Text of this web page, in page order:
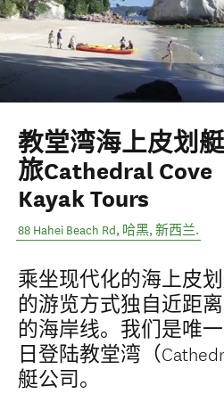
教堂湾海上皮划
旅Cathedral Cove
Kayak Tours
88 Hahei Beach Rd, 哈黑, 新西兰.
乘坐现代化的海上皮
的游览方式独自近距
的海岸线。我们是唯
日登陆教堂湾（
艇公司。